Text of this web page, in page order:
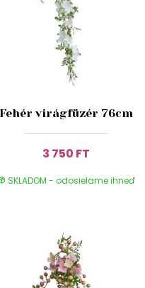
Fehér virágfüzér 76cm
3 750 FT
SKLADOM - odosielame ihneď